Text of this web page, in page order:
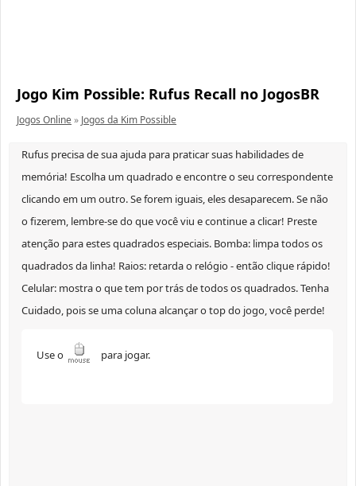
Jogo Kim Possible: Rufus Recall no JogosBR
Jogos Online» Jogos da Kim Possible
Rufus precisa de sua ajuda para praticar suas habilidades de
memória! Escolha um quadrado e encontre o seu correspondente
clicando em um outro. Se forem iguais, eles desaparecem. Se não
o fizerem, lembre-se do que você viu e continue a clicar! Preste
atenção para estes quadrados especiais. Bomba: limpa todos os
quadrados da linha! Raios: retarda o relógio - então clique rápido!
Celular: mostra o que tem por trás de todos os quadrados. Tenha
Cuidado, pois se uma coluna alcançar o top do jogo, você perde!
Use o para jogar.